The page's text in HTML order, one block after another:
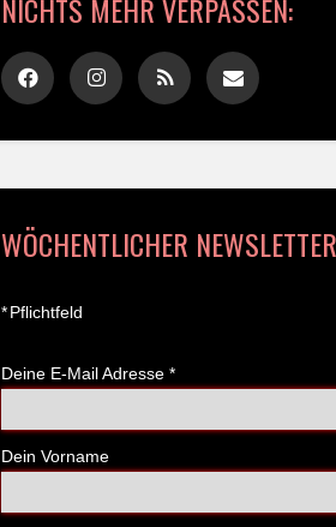
NICHTS MEHR VERPASSEN:
WÖCHENTLICHER
*Pflichtfeld
Deine E-Mail Adresse *
Dein Vorname